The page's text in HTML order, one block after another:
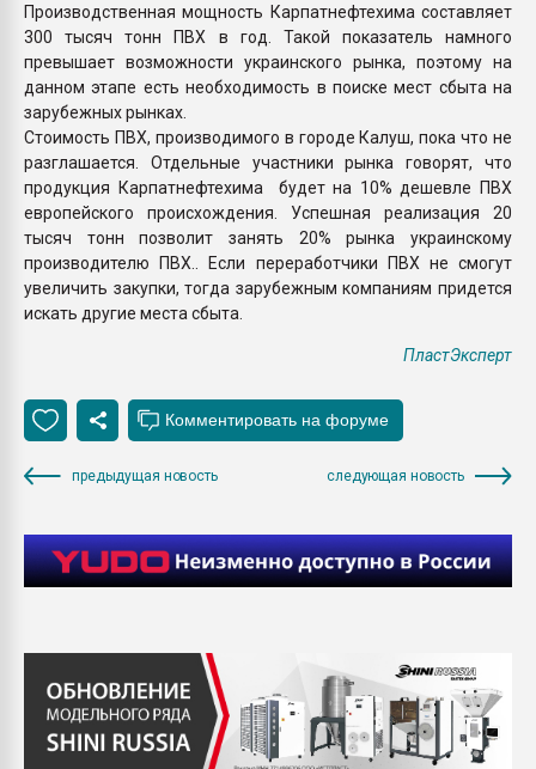
Производственная мощность Карпатнефтехима составляет
300 тысяч тонн ПВХ в год. Такой показатель намного
превышает возможности украинского рынка, поэтому на
данном этапе есть необходимость в поиске мест сбыта на
зарубежных рынках.
Стоимость ПВХ, производимого в городе Калуш, пока что не
разглашается. Отдельные участники рынка говорят, что
продукция Карпатнефтехима будет на 10% дешевле ПВХ
европейского происхождения. Успешная реализация 20
тысяч тонн позволит занять 20% рынка украинскому
производителю ПВХ.. Если переработчики ПВХ не смогут
увеличить закупки, тогда зарубежным компаниям придется
искать другие места сбыта.
ПластЭксперт
предыдущая новость следующая новость